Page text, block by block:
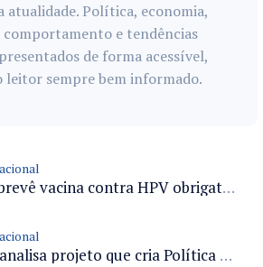
atualidade. Política, economia,
e tendências
de forma acessível,
leitor sempre bem informado.
Projeto prevê vacina contra HPV obrigatória e testes moleculares para rastreamento do câncer do colo do útero
Câmara analisa projeto que cria Política Nacional de Qualificação e Valorização da Preceptoria na Residência Médica